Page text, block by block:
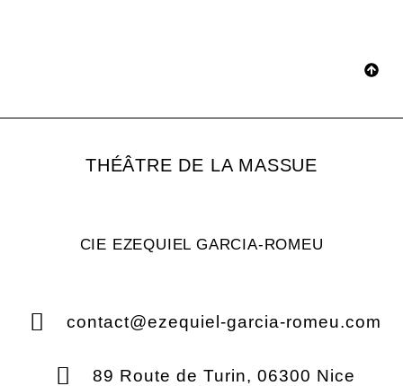
THÉÂTRE DE LA MASSUE
CIE EZEQUIEL GARCIA-ROMEU
contact@ezequiel-garcia-romeu.com
89 Route de Turin, 06300 Nice